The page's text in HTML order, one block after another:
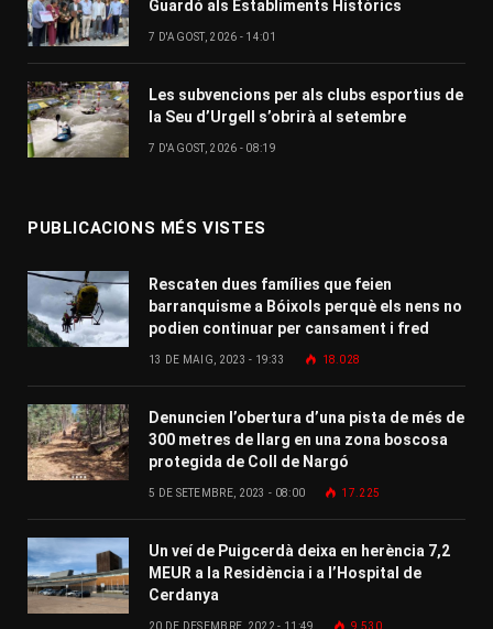
Guardó als Establiments Històrics
7 D'AGOST, 2026 - 14:01
Les subvencions per als clubs esportius de
la Seu d’Urgell s’obrirà al setembre
7 D'AGOST, 2026 - 08:19
PUBLICACIONS MÉS VISTES
Rescaten dues famílies que feien
barranquisme a Bóixols perquè els nens no
podien continuar per cansament i fred
13 DE MAIG, 2023 - 19:33 18.028
Denuncien l’obertura d’una pista de més de
300 metres de llarg en una zona boscosa
protegida de Coll de Nargó
5 DE SETEMBRE, 2023 - 08:00 17.225
Un veí de Puigcerdà deixa en herència 7,2
MEUR a la Residència i a l’Hospital de
Cerdanya
20 DE DESEMBRE, 2022 - 11:49 9.530